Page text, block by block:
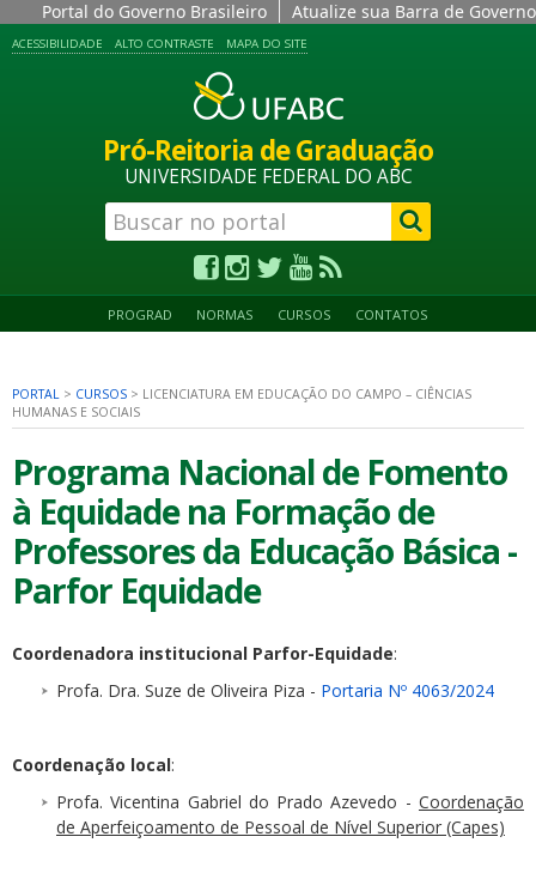
Portal do Governo Brasileiro Atualize sua Barra de Governo
ACESSIBILIDADE ALTO CONTRASTE MAPA DO SITE
Pró-Reitoria de Graduação
UNIVERSIDADE FEDERAL DO ABC
PROGRAD NORMAS CURSOS CONTATOS
PORTAL > CURSOS > LICENCIATURA EM EDUCAÇÃO DO CAMPO – CIÊNCIAS
HUMANAS E SOCIAIS
Programa Nacional de Fomento
à Equidade na Formação de
Professores da Educação Básica -
Parfor Equidade
Coordenadora institucional Parfor-Equidade:
Profa. Dra. Suze de Oliveira Piza - Portaria Nº 4063/2024
Coordenação local:
Profa. Vicentina Gabriel do Prado Azevedo - Coordenação
de Aperfeiçoamento de Pessoal de Nível Superior (Capes)